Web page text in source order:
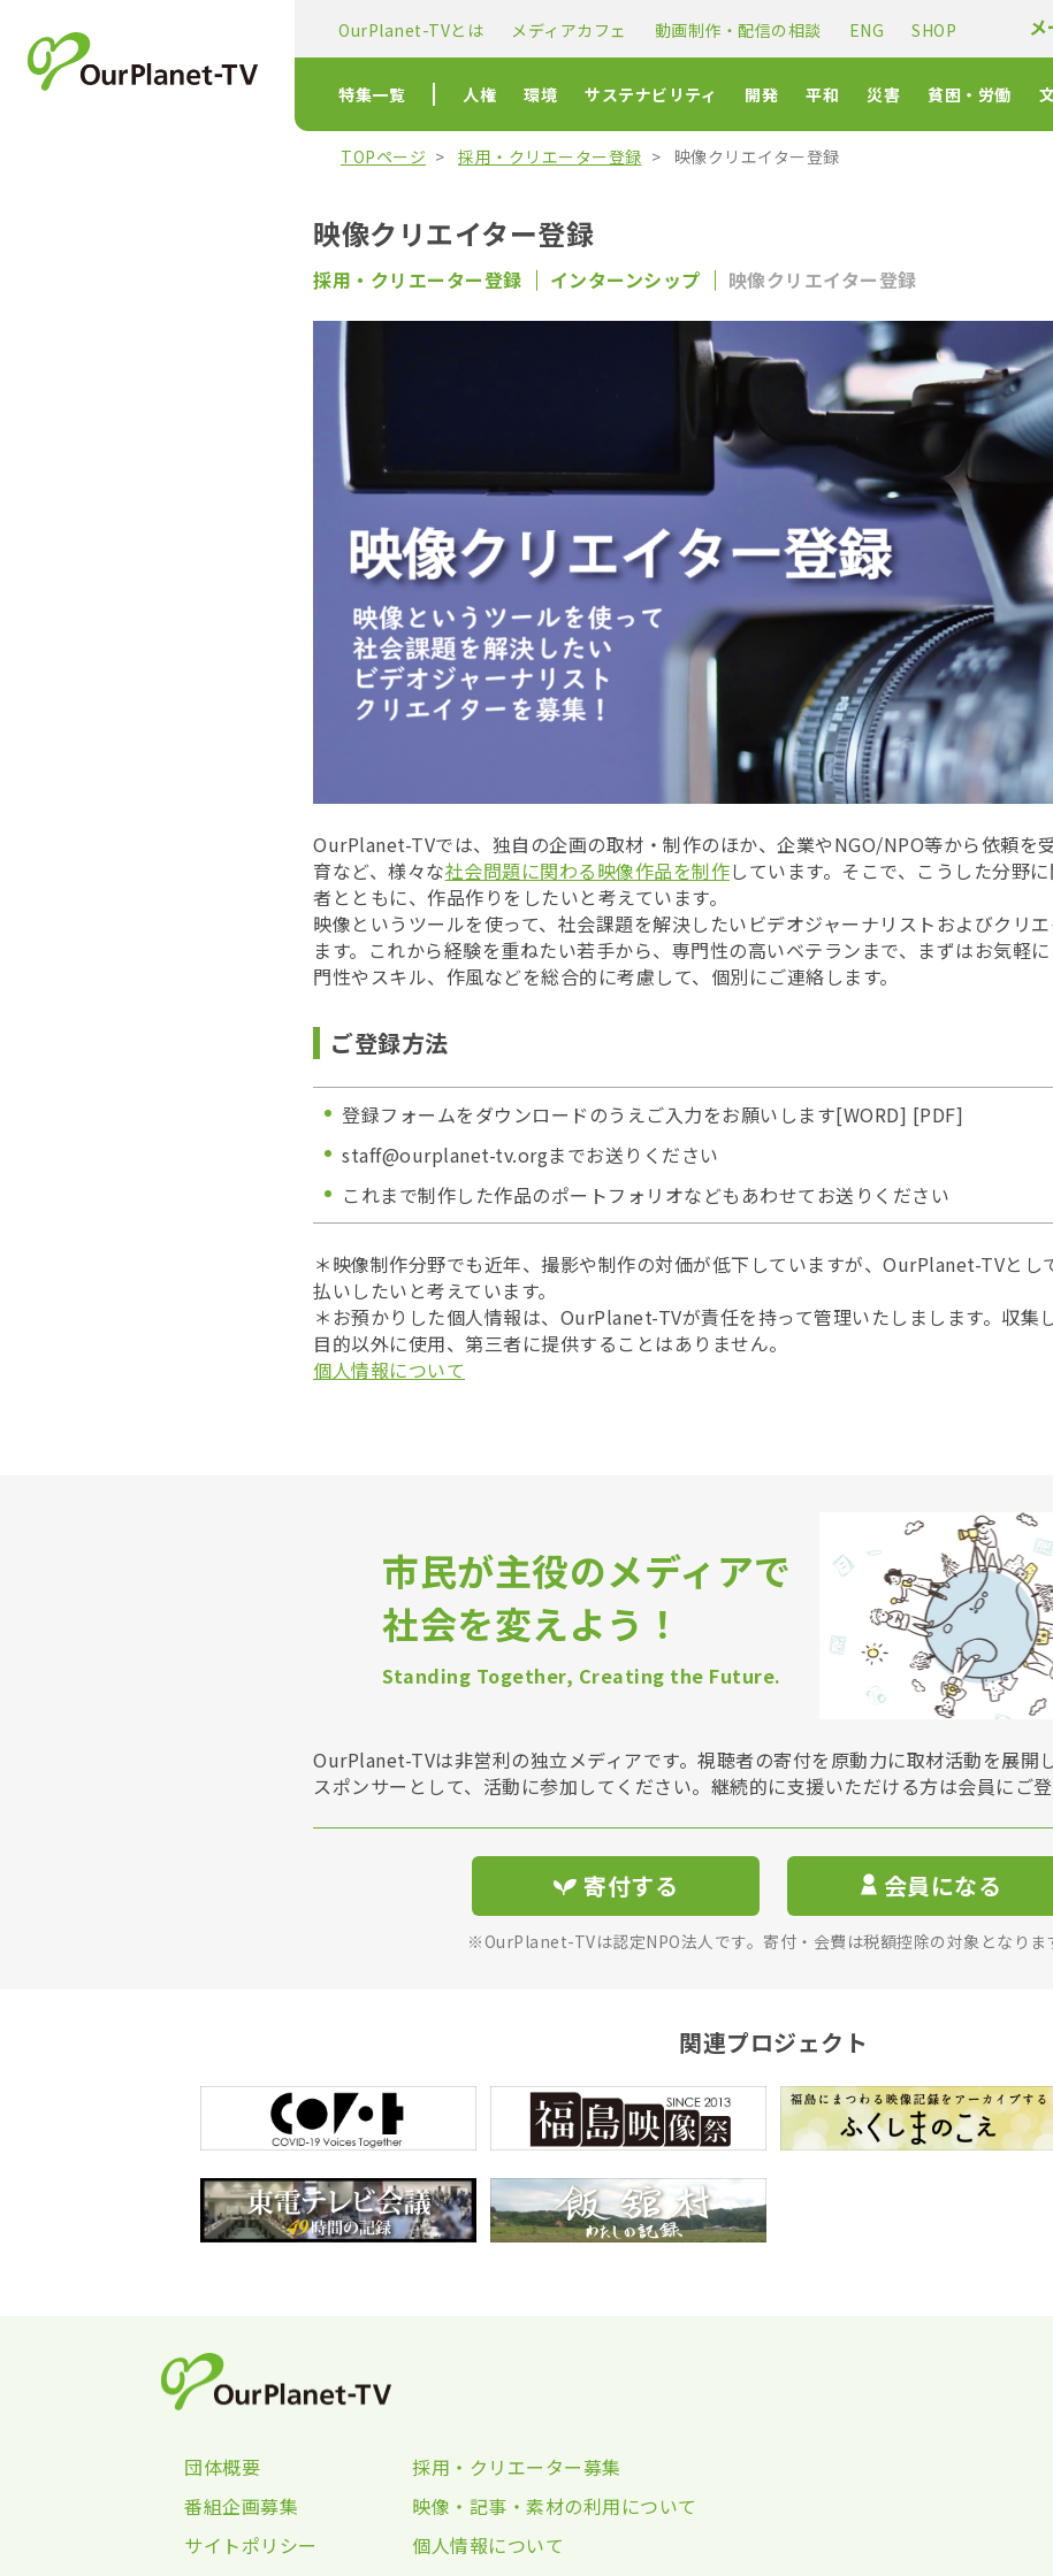
OurPlanet-TVとは メディアカフェ 動画制作・配信の相談 ENG SHOP
特集一覧 人権 環境 サステナビリティ 開発 平和 災害 貧困・労働
TOPページ 採用・クリエーター登録 映像クリエイター登録
映像クリエイター登録
採用・クリエーター登録 インターンシップ 映像クリエイター登録
OurPlanet-TVでは、独自の企画の取材・制作のほか、企業やNGO/NPO等から依頼を
育など、様々な社会問題に関わる映像作品を制作しています。そこで、こうした分野
者とともに、作品作りをしたいと考えています。
映像というツールを使って、社会課題を解決したいビデオジャーナリストおよびクリ
ます。これから経験を重ねたい若手から、専門性の高いベテランまで、まずはお気軽
門性やスキル、作風などを総合的に考慮して、個別にご連絡します。
ご登録方法
登録フォームをダウンロードのうえご入力をお願いします[WORD] [PDF]
staff@ourplanet-tv.orgまでお送りください
これまで制作した作品のポートフォリオなどもあわせてお送りください
＊映像制作分野でも近年、撮影や制作の対価が低下していますが、OurPlanet-TVとし
払いしたいと考えています。
＊お預かりした個人情報は、OurPlanet-TVが責任を持って管理いたしまします。収集
目的以外に使用、第三者に提供することはありません。
個人情報について
市民が主役のメディアで
社会を変えよう！
Standing Together, Creating the Future.
OurPlanet-TVは非営利の独立メディアです。視聴者の寄付を原動力に取材活動を展開
スポンサーとして、活動に参加してください。継続的に支援いただける方は会員にご登
寄付する 会員になる
※OurPlanet-TVは認定NPO法人です。寄付・会費は税額控除の対象となりま
関連プロジェクト
団体概要
採用・クリエーター募集
番組企画募集
映像・記事・素材の利用について
サイトポリシー
個人情報について